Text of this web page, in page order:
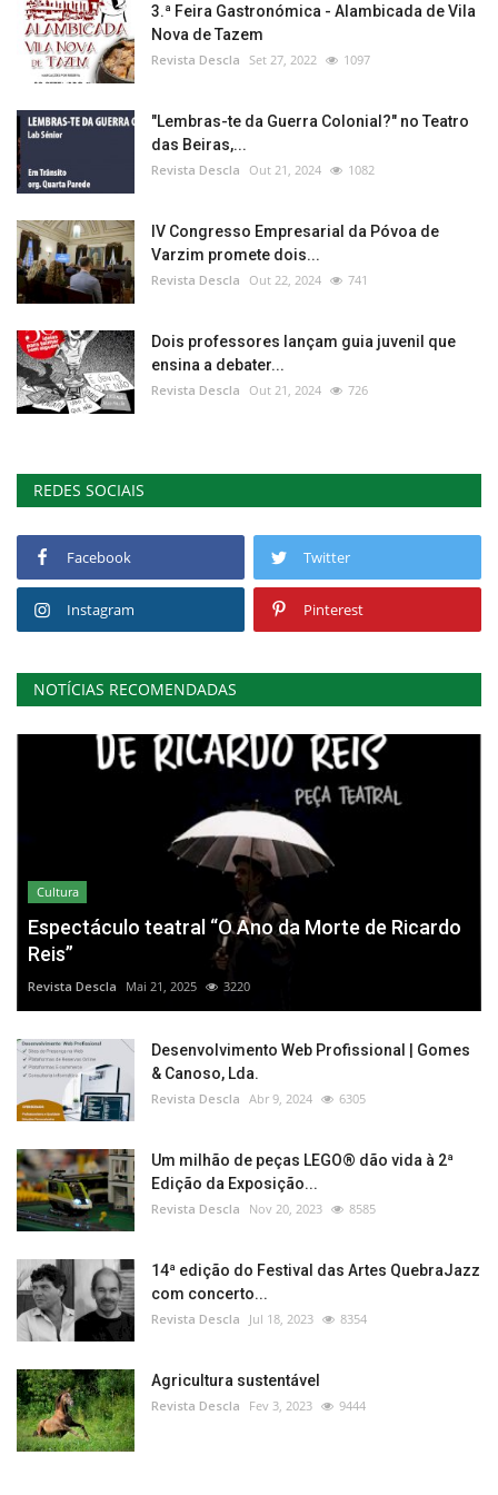
3.ª Feira Gastronómica - Alambicada de Vila
Nova de Tazem
Revista Descla Set 27, 2022 1097
"Lembras-te da Guerra Colonial?" no Teatro
das Beiras,...
Revista Descla Out 21, 2024 1082
IV Congresso Empresarial da Póvoa de
Varzim promete dois...
Revista Descla Out 22, 2024 741
Dois professores lançam guia juvenil que
ensina a debater...
Revista Descla Out 21, 2024 726
REDES SOCIAIS
Facebook Twitter
Instagram Pinterest
NOTÍCIAS RECOMENDADAS
Cultura
Espectáculo teatral “O Ano da Morte de Ricardo
Reis”
Revista Descla Mai 21, 2025 3220
Desenvolvimento Web Profissional | Gomes
& Canoso, Lda.
Revista Descla Abr 9, 2024 6305
Um milhão de peças LEGO® dão vida à 2ª
Edição da Exposição...
Revista Descla Nov 20, 2023 8585
14ª edição do Festival das Artes QuebraJazz
com concerto...
Revista Descla Jul 18, 2023 8354
Agricultura sustentável
Revista Descla Fev 3, 2023 9444